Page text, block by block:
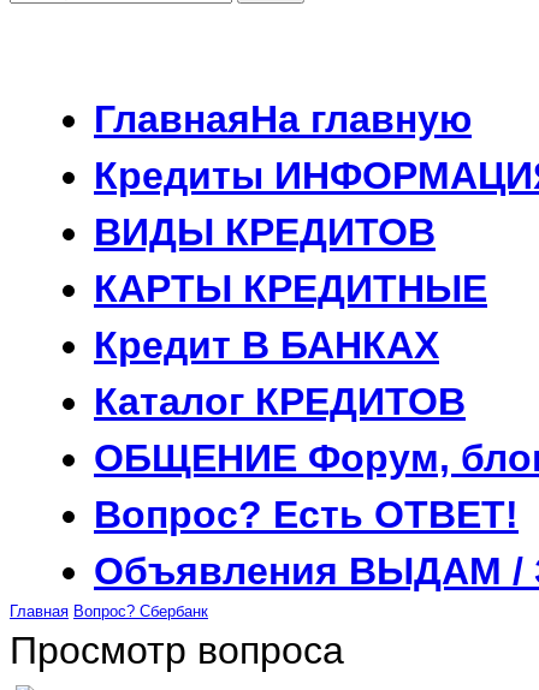
ГлавнаяНа главную
Кредиты
ВИДЫ КРЕДИТОВ
КАРТЫ КРЕДИТНЫЕ
Кредит В БАНКАХ
Каталог КРЕДИТОВ
ОБЩЕНИЕ Форум,
Вопрос? Есть ОТВЕТ!
Объявления ВЫДАМ /
Главная Вопрос? Сбербанк
Просмотр вопроса